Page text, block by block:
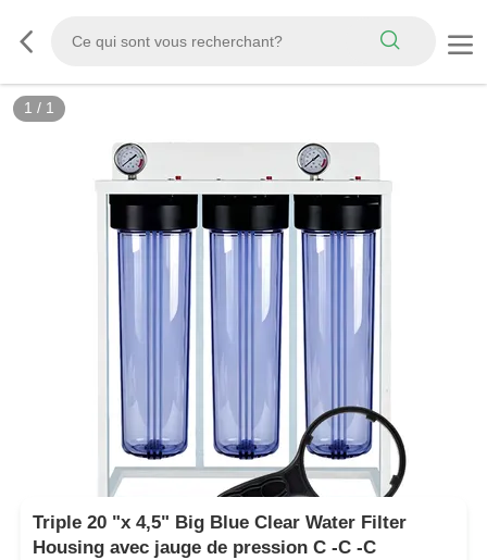
1 / 1
Triple 20 "x 4,5" Big Blue Clear Water Filter
Housing avec jauge de pression C -C -C